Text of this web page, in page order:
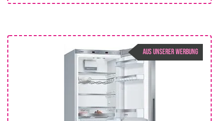
AUS UNSERER WERBUNG